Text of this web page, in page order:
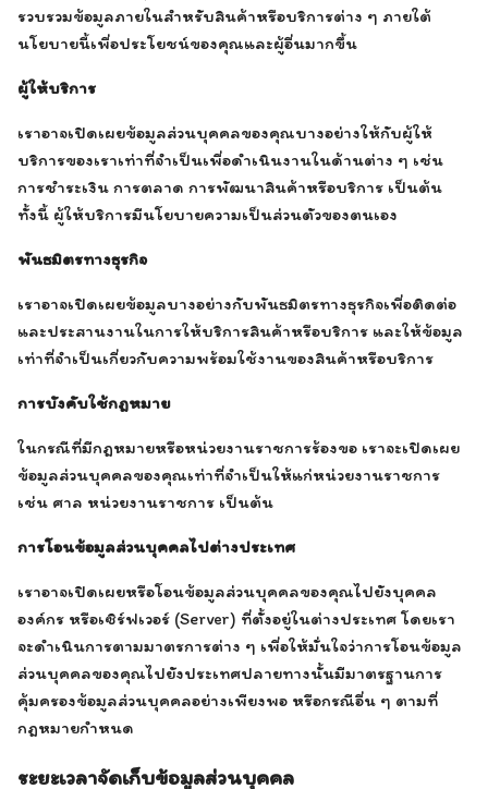
รวบรวมข้อมูลภายในสำหรับสินค้าหรือบริการต่าง ๆ ภายใต้
นโยบายนี้เพื่อประโยชน์ของคุณและผู้อื่นมากขึ้น
ผู้ให้บริการ
เราอาจเปิดเผยข้อมูลส่วนบุคคลของคุณบางอย่างให้กับผู้ให้
บริการของเราเท่าที่จำเป็นเพื่อดำเนินงานในด้านต่าง ๆ เช่น
การชำระเงิน การตลาด การพัฒนาสินค้าหรือบริการ เป็นต้น
ทั้งนี้ ผู้ให้บริการมีนโยบายความเป็นส่วนตัวของตนเอง
พันธมิตรทางธุรกิจ
เราอาจเปิดเผยข้อมูลบางอย่างกับพันธมิตรทางธุรกิจเพื่อติดต่อ
และประสานงานในการให้บริการสินค้าหรือบริการ และให้ข้อมูล
เท่าที่จำเป็นเกี่ยวกับความพร้อมใช้งานของสินค้าหรือบริการ
การบังคับใช้กฎหมาย
ในกรณีที่มีกฎหมายหรือหน่วยงานราชการร้องขอ เราจะเปิดเผย
ข้อมูลส่วนบุคคลของคุณเท่าที่จำเป็นให้แก่หน่วยงานราชการ
เช่น ศาล หน่วยงานราชการ เป็นต้น
การโอนข้อมูลส่วนบุคคลไปต่างประเทศ
เราอาจเปิดเผยหรือโอนข้อมูลส่วนบุคคลของคุณไปยังบุคคล
องค์กร หรือเซิร์ฟเวอร์ (Server) ที่ตั้งอยู่ในต่างประเทศ โดยเรา
จะดำเนินการตามมาตรการต่าง ๆ เพื่อให้มั่นใจว่าการโอนข้อมูล
ส่วนบุคคลของคุณไปยังประเทศปลายทางนั้นมีมาตรฐานการ
คุ้มครองข้อมูลส่วนบุคคลอย่างเพียงพอ หรือกรณีอื่น ๆ ตามที่
กฎหมายกำหนด
ระยะเวลาจัดเก็บข้อมูลส่วนบุคคล